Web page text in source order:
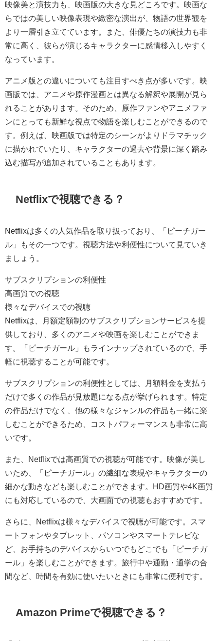
映像美と演技力も、映画版の大きな見どころです。映画な
らではの美しい映像表現や緻密な演出が、物語の世界観を
より一層引き立てています。また、俳優たちの演技力も非
常に高く、彼らが演じるキャラクターに感情移入しやすく
なっています。
アニメ版との違いについても注目すべき点が多いです。映
画版では、アニメや原作漫画とは異なる解釈や展開が見ら
れることがあります。そのため、原作ファンやアニメファ
ンにとっても新鮮な視点で物語を楽しむことができるので
す。例えば、映画版では特定のシーンがよりドラマチック
に描かれていたり、キャラクターの過去や背景に深く踏み
込む描写が追加されていることもあります。
Netflixで視聴できる？
Netflixは多くの人気作品を取り扱っており、「ピーチガー
ル」もその一つです。視聴方法や利便性について見ていき
ましょう。
サブスクリプションの利便性
高画質での視聴
様々なデバイスでの視聴
Netflixは、月額定額制のサブスクリプションサービスを提
供しており、多くのアニメや映画を楽しむことができま
す。「ピーチガール」もラインナップされているので、手
軽に視聴することが可能です。
サブスクリプションの利便性としては、月額料金を支払う
だけで多くの作品が見放題になる点が挙げられます。特定
の作品だけでなく、他の様々なジャンルの作品も一緒に楽
しむことができるため、コストパフォーマンスも非常に高
いです。
また、Netflixでは高画質での視聴が可能です。映像が美し
いため、「ピーチガール」の繊細な表現やキャラクターの
細かな動きなども楽しむことができます。HD画質や4K画質
にも対応しているので、大画面での視聴もおすすめです。
さらに、Netflixは様々なデバイスで視聴が可能です。スマ
ートフォンやタブレット、パソコンやスマートテレビな
ど、お手持ちのデバイスからいつでもどこでも「ピーチガ
ール」を楽しむことができます。旅行中や通勤・通学の合
間など、時間を有効に使いたいときにも非常に便利です。
Amazon Primeで視聴できる？